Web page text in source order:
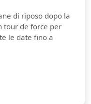
di riposo dopo la
tour de force per
le date fino a